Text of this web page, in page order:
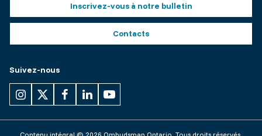
buttons
Inscrivez-vous à notre bulletin
Contacts
Suivez-nous